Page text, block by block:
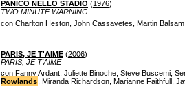
PANICO NELLO STADIO (1976)
TWO MINUTE WARNING
con Charlton Heston, John Cassavetes, Martin
PARIS, JE T'AIME (2006)
PARIS, JE T'AIME
con Fanny Ardant, Juliette Binoche, Steve Buscemi,
Rowlands , Miranda Richardson, Marianne Faithfull,